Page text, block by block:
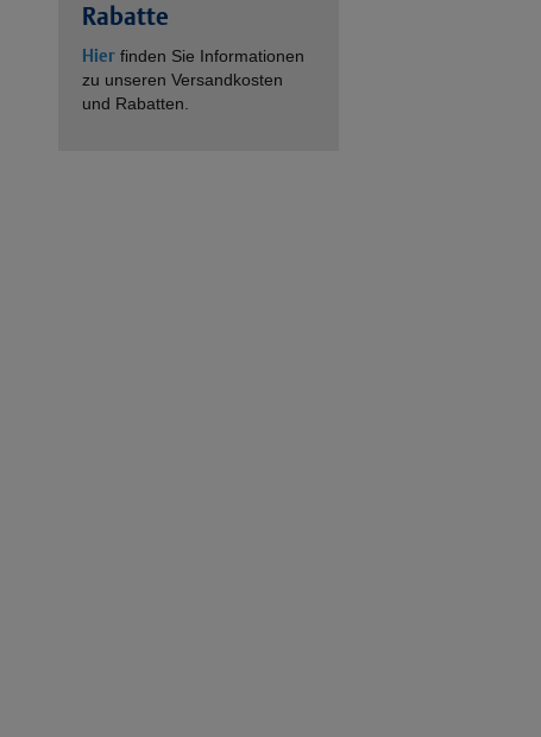
Rabatte
Hier finden Sie Informationen
zu unseren Versandkosten
und Rabatten.